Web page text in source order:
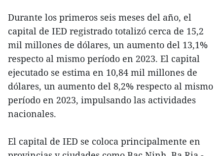
Durante los primeros seis meses del año, el
capital de IED registrado totalizó cerca de 15,2
mil millones de dólares, un aumento del 13,1%
respecto al mismo período en 2023. El capital
ejecutado se estima en 10,84 mil millones de
dólares, un aumento del 8,2% respecto al mismo
período en 2023, impulsando las actividades
nacionales.
El capital de IED se coloca principalmente en